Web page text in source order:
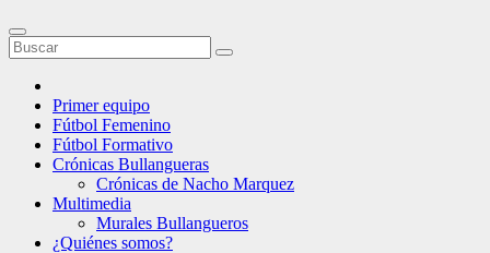
Primer equipo
Fútbol Femenino
Fútbol Formativo
Crónicas Bullangueras
Crónicas de Nacho Marquez
Multimedia
Murales Bullangueros
¿Quiénes somos?